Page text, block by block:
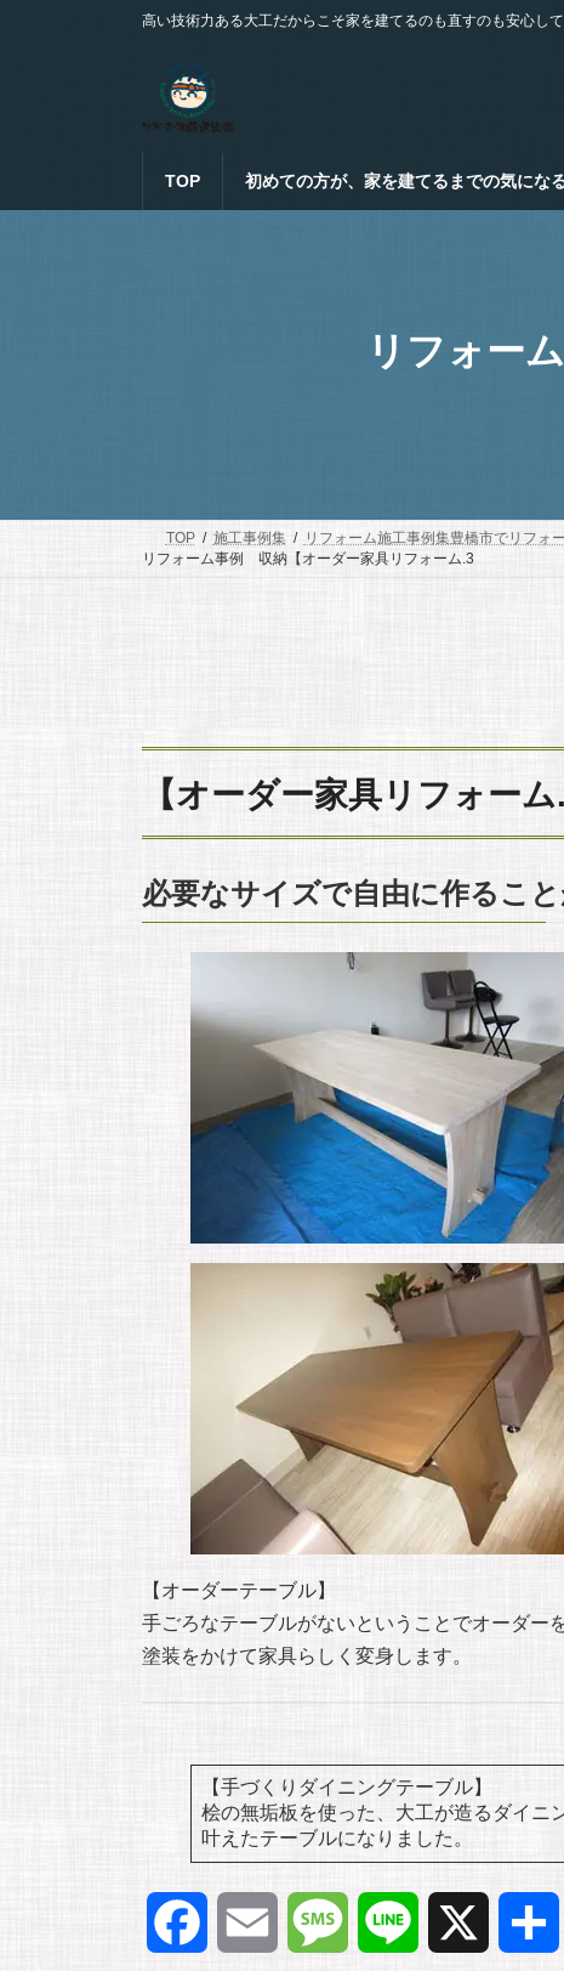
ッ
移
高い技術力ある大工だからこそ家を建てるのも直すのも安心し
TOP 初めての方が、家を建てるまでの気にな
リフォー
TOP 施工事例集 リフォーム施工事例集豊橋市でリフォ
リフォーム事例 収納【オーダー家具リフォーム.3
【オーダー家具リフォー
必要なサイズで自由に作るこ
【オーダーテーブル】
手ごろなテーブルがないということでオーダー
塗装をかけて家具らしく変身します。
【手づくりダイニングテーブル】
桧の無垢板を使った、大工が造るダイニ
叶えたテーブルになりました。